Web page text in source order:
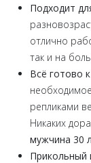
Подходит
отлично
так и на
Всё готово
репликами
Никаких
мужчина 30
Прикольный